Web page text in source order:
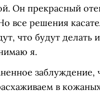
Он прекрасный
все решения
что будут делать
я.
заблуждение,
в